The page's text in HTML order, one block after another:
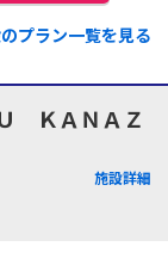
プラン一覧を見る
ＫＡＮＡＺ
施設詳細